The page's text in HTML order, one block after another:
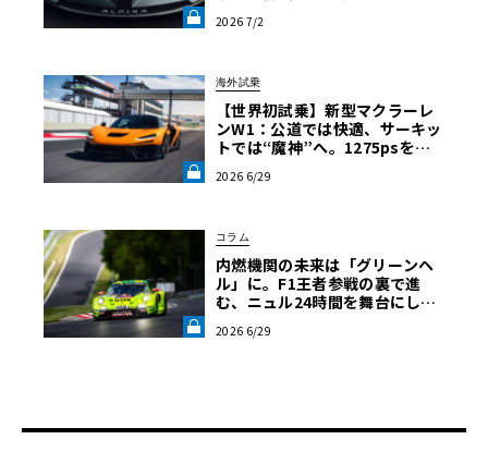
の真意《LE VOLANT LAB》
2026 7/2
海外試乗
【世界初試乗】新型マクラーレ
ンW1：公道では快適、サーキッ
トでは“魔神”へ。1275psを後
《LE VOLANT LAB》
2026 6/29
コラム
内燃機関の未来は「グリーンヘ
ル」に。F1王者参戦の裏で進
む、ニュル24時間を舞台にした
大地の車輪革命】第5回《LE VO
2026 6/29